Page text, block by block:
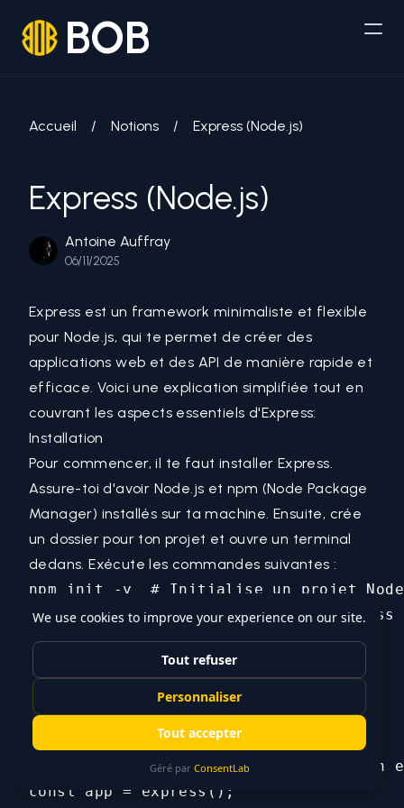
BOB
Accueil / Notions / Express (Node.js)
Express (Node.js)
Antoine Auffray
06/11/2025
Express est un framework minimaliste et flexible
pour Node.js, qui te permet de créer des
applications web et des API de manière rapide et
efficace. Voici une explication simplifiée tout en
couvrant les aspects essentiels d'Express:
Installation
Pour commencer, il te faut installer Express.
Assure-toi d'avoir Node.js et npm (Node Package
Manager) installés sur ta machine. Ensuite, crée
un dossier pour ton projet et ouvre un terminal
dedans. Exécute les commandes suivantes :
npm init -y  # Initialise un projet
Création d'un Serveur Basique
Voici comment tu peux créer un serveur basique
// Importer le module express
const express = require('express');
// Créer une instance de l'application
const app = express();